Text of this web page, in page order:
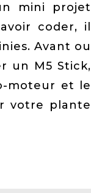
mini projet
coder, il
Avant ou
un M5 Stick,
moteur et le
votre plante